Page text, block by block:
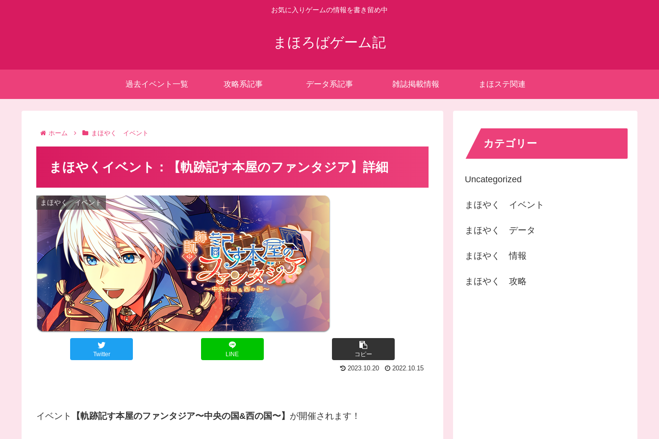
お気に入りゲームの情報を書き留め中
まほろばゲーム記
過去イベント一覧 攻略系記事 データ系記事 雑誌掲載情報 まほステ関連
ホーム まほやく イベント
まほやくイベント：【軌跡記す本屋のファンタジア】詳細
まほやく イベント
Twitter LINE コピー
2023.10.20 2022.10.15
イベント 【軌跡記す本屋のファンタジア〜中央の国&西の国〜】 が開催されます！
カテゴリー
Uncategorized
まほやく イベント
まほやく データ
まほやく 情報
まほやく 攻略